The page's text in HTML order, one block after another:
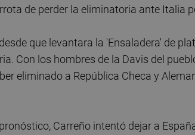
de perder la eliminatoria ante Italia
que levantara la 'Ensaladera' de
Con los hombres de la Davis del
eliminado a República Checa y
Carreño intentó dejar a